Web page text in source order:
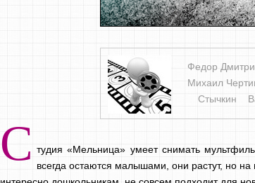
Федор
Михаил
Стычкин
С тудия «Мельница» умеет снимать
всегда остаются малышами, они растут, но